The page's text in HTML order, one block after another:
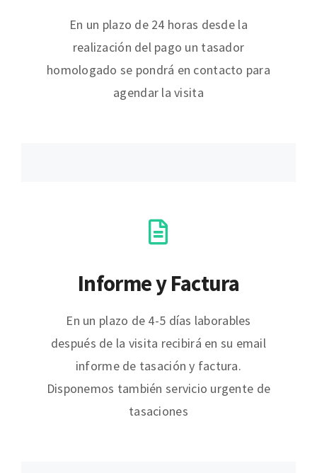
En un plazo de 24 horas desde la
realización del pago un tasador
homologado se pondrá en contacto para
agendar la visita
Informe y Factura
En un plazo de 4-5 días laborables
después de la visita recibirá en su email
informe de tasación y factura.
Disponemos también servicio urgente de
tasaciones